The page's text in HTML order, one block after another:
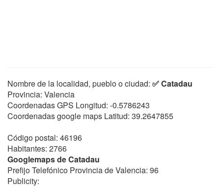
Nombre de la localidad, pueblo o ciudad: ✅ Catadau
Provincia: Valencia
Coordenadas GPS Longitud: -0.5786243
Coordenadas google maps Latitud: 39.2647855
Código postal: 46196
Habitantes: 2766
Googlemaps de Catadau
Prefijo Telefónico Provincia de Valencia: 96
Publicity: